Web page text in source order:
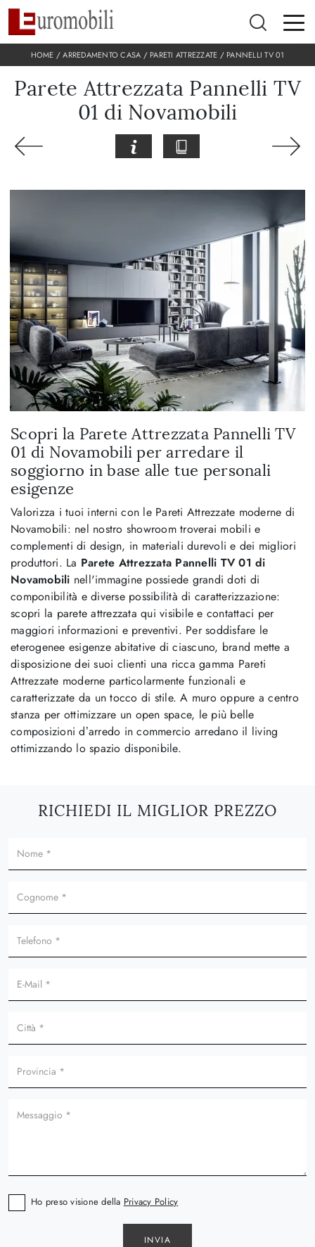
HOME /ARREDAMENTO CASA / PARETI ATTREZZATE / PANNELLI TV 01
Parete Attrezzata Pannelli TV
01 di Novamobili
Scopri la Parete Attrezzata Pannelli TV
01 di Novamobili per arredare il
soggiorno in base alle tue personali
esigenze
Valorizza i tuoi interni con le Pareti Attrezzate moderne di
Novamobili: nel nostro showroom troverai mobili e
complementi di design, in materiali durevoli e dei migliori
produttori. La Parete Attrezzata Pannelli TV 01 di
Novamobili nell'immagine possiede grandi doti di
componibilità e diverse possibilità di caratterizzazione:
scopri la parete attrezzata qui visibile e contattaci per
maggiori informazioni e preventivi. Per soddisfare le
eterogenee esigenze abitative di ciascuno, brand mette a
disposizione dei suoi clienti una ricca gamma Pareti
Attrezzate moderne particolarmente funzionali e
caratterizzate da un tocco di stile. A muro oppure a centro
stanza per ottimizzare un open space, le più belle
composizioni d’arredo in commercio arredano il living
ottimizzando lo spazio disponibile.
RICHIEDI IL MIGLIOR PREZZO
Ho preso visione della Privacy Policy
INVIA